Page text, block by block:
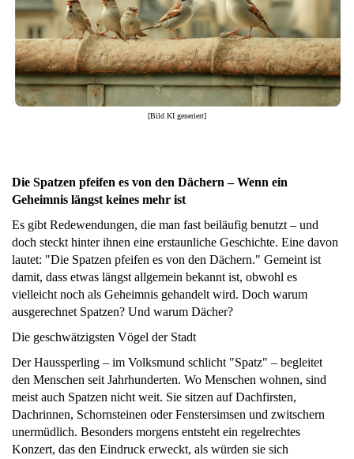
[Bild KI generiert]
Die Spatzen pfeifen es von den Dächern – Wenn ein
Geheimnis längst keines mehr ist
Es gibt Redewendungen, die man fast beiläufig benutzt – und
doch steckt hinter ihnen eine erstaunliche Geschichte. Eine davon
lautet: "Die Spatzen pfeifen es von den Dächern." Gemeint ist
damit, dass etwas längst allgemein bekannt ist, obwohl es
vielleicht noch als Geheimnis gehandelt wird. Doch warum
ausgerechnet Spatzen? Und warum Dächer?
Die geschwätzigsten Vögel der Stadt
Der Haussperling – im Volksmund schlicht "Spatz" – begleitet
den Menschen seit Jahrhunderten. Wo Menschen wohnen, sind
meist auch Spatzen nicht weit. Sie sitzen auf Dachfirsten,
Dachrinnen, Schornsteinen oder Fenstersimsen und zwitschern
unermüdlich. Besonders morgens entsteht ein regelrechtes
Konzert, das den Eindruck erweckt, als würden sie sich